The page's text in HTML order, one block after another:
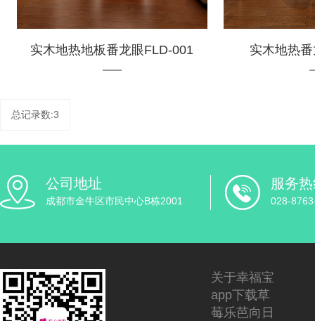
实木地热地板番龙眼FLD-001 实木地热
总记录数:3
公司地址
成都市金牛区市民中心B栋2001
服务
028-
关于幸福宝
app下载草
莓乐芭向日